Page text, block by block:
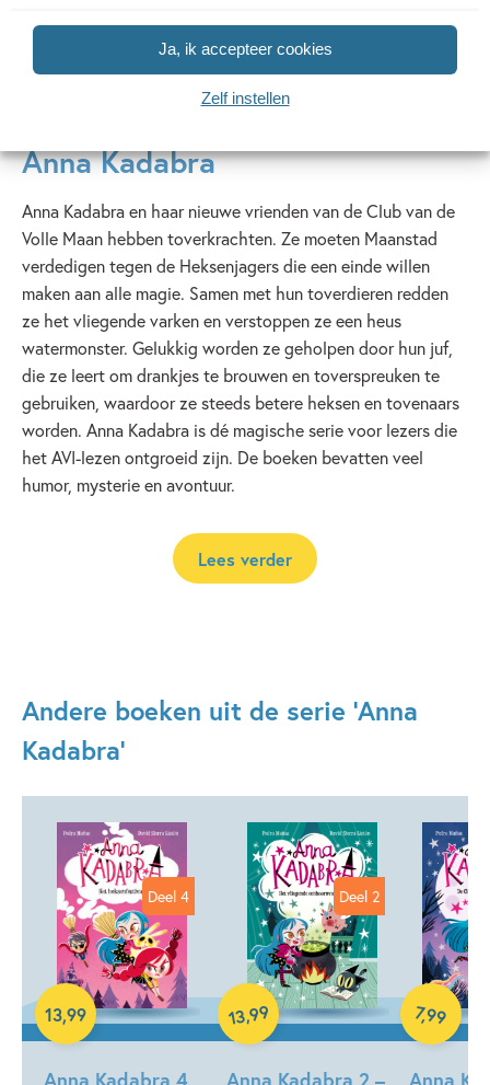
Ja, ik accepteer cookies
Zelf instellen
Anna Kadabra
Anna Kadabra
Anna Kadabra en haar nieuwe vrienden van de Club van de
Volle Maan hebben toverkrachten. Ze moeten Maanstad
verdedigen tegen de Heksenjagers die een einde willen
maken aan alle magie. Samen met hun toverdieren redden
ze het vliegende varken en verstoppen ze een heus
watermonster. Gelukkig worden ze geholpen door hun juf,
die ze leert om drankjes te brouwen en toverspreuken te
gebruiken, waardoor ze steeds betere heksen en tovenaars
worden. Anna Kadabra is dé magische serie voor lezers die
het AVI-lezen ontgroeid zijn. De boeken bevatten veel
humor, mysterie en avontuur.
Lees verder
Andere boeken uit de serie 'Anna
Kadabra'
Deel 4
13,99
Hardcover
Deel 2
13,99
Hardcover 7,99
Hardcover